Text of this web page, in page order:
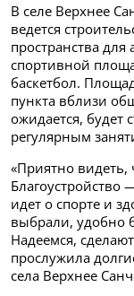
В селе Верхнее
ведется
пространства
спортивной
баскетбол.
пункта вблизи
ожидается, будет
регулярным
«Приятно видеть,
Благоустройство
идет о спорте и
выбрали, удобно
Надеемся,
прослужила
села Верхнее